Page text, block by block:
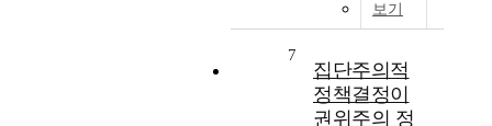
보기
7
집단주의적
정책결정이
권위주의 정